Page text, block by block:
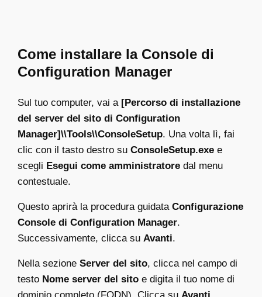
Come installare la Console di
Configuration Manager
Sul tuo computer, vai a [Percorso di installazione
del server del sito di Configuration
Manager]\\Tools\\ConsoleSetup. Una volta lì, fai
clic con il tasto destro su ConsoleSetup.exe e
scegli Esegui come amministratore dal menu
contestuale.
Questo aprirà la procedura guidata Configurazione
Console di Configuration Manager.
Successivamente, clicca su Avanti.
Nella sezione Server del sito, clicca nel campo di
testo Nome server del sito e digita il tuo nome di
dominio completo (FQDN). Clicca su Avanti.